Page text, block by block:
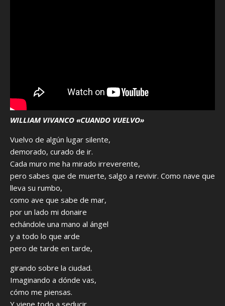
WILLIAM VIVANCO «CUANDO VUELVO»
Vuelvo de algún lugar silente,
demorado, curado de ir.
Cada muro me ha mirado irreverente,
pero sabes que de muerte, salgo a revivir. Como nave que
lleva su rumbo,
como ave que sabe de mar,
por un lado mi donaire
echándole una mano al ángel
y a todo lo que arde
pero de tarde en tarde,
girando sobre la ciudad.
Imaginando a dónde vas,
cómo me piensas.
Y viene todo a seducir